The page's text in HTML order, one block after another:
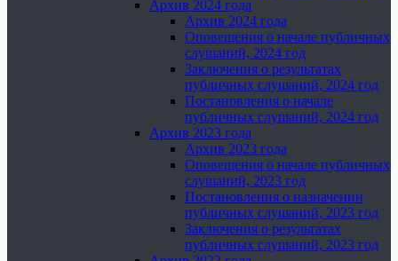
Архив 2024 года
Архив 2024 года
Оповещения о начале публичных
слушаний, 2024 год
Заключения о результатах
публичных слушаний, 2024 год
Постановления о начале
публичных слушаний, 2024 год
Архив 2023 года
Архив 2023 года
Оповещения о начале публичных
слушаний, 2023 год
Постановления о назначении
публичных слушаний, 2023 год
Заключения о результатах
публичных слушаний, 2023 год